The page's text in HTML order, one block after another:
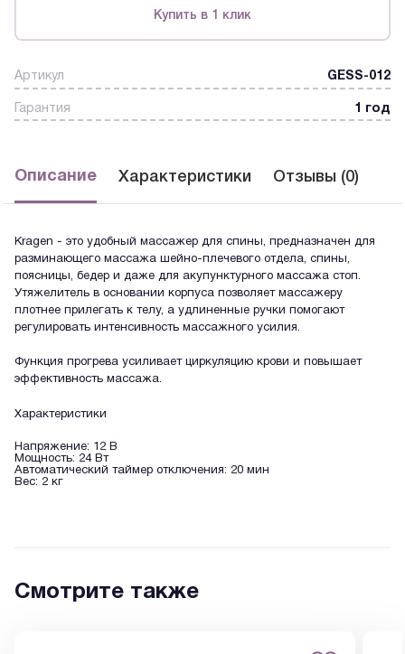
Купить в 1 клик
Артикул GESS-012
Гарантия 1 год
Описание Характеристики Отзывы (0)
Kragen - это удобный массажер для спины, предназначен для
разминающего массажа шейно-плечевого отдела, спины,
поясницы, бедер и даже для акупунктурного массажа стоп.
Утяжелитель в основании корпуса позволяет массажеру
плотнее прилегать к телу, а удлиненные ручки помогают
регулировать интенсивность массажного усилия.
Функция прогрева усиливает циркуляцию крови и повышает
эффективность массажа.
Характеристики
Напряжение: 12 В
Мощность: 24 Вт
Автоматический таймер отключения: 20 мин
Вес: 2 кг
Смотрите также